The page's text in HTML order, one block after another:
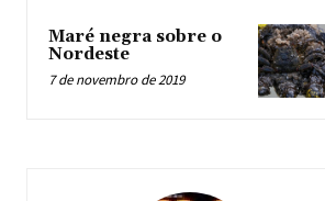
Maré negra sobre o
Nordeste
7 de novembro de 2019